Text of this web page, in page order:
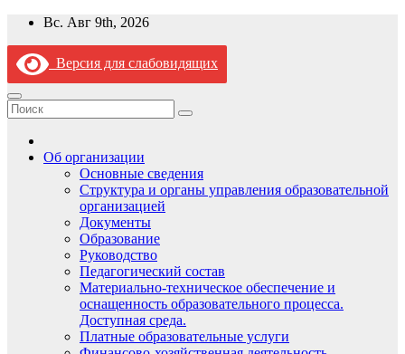
Перейти
содержимому
Вс. Авг 9th, 2026
Версия для слабовидящих
Об организации
Основные сведения
Структура и органы управления образовательной
организацией
Документы
Образование
Руководство
Педагогический состав
Материально-техническое обеспечение и
оснащенность образовательного процесса.
Доступная среда.
Платные образовательные услуги